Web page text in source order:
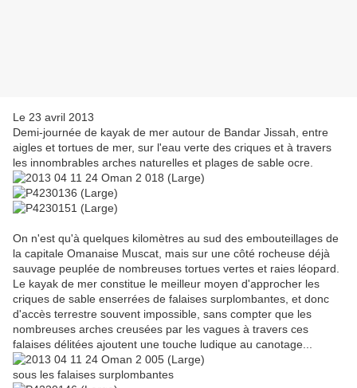
Le 23 avril 2013
Demi-journée de kayak de mer autour de Bandar Jissah, entre
aigles et tortues de mer, sur l'eau verte des criques et à travers
les innombrables arches naturelles et plages de sable ocre.
On n'est qu'à quelques kilomètres au sud des embouteillages de
la capitale Omanaise Muscat, mais sur une côté rocheuse déjà
sauvage peuplée de nombreuses tortues vertes et raies léopard.
Le kayak de mer constitue le meilleur moyen d'approcher les
criques de sable enserrées de falaises surplombantes, et donc
d'accès terrestre souvent impossible, sans compter que les
nombreuses arches creusées par les vagues à travers ces
falaises délitées ajoutent une touche ludique au canotage...
sous les falaises surplombantes